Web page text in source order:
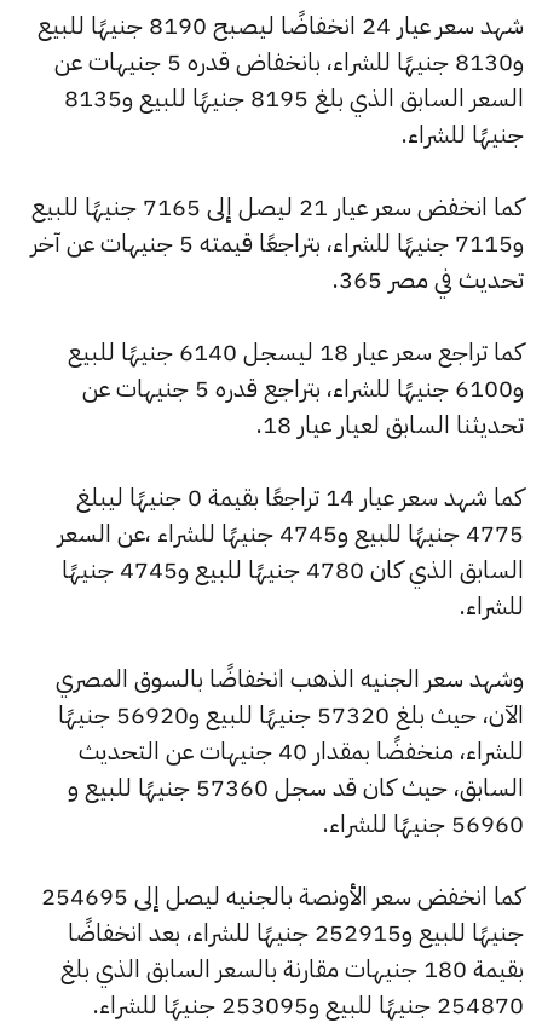
شهد سعر عيار 24 انخفاضًا ليصبح 8190 جنيهًا للبيع
و8130 جنيهًا للشراء، بانخفاض قدره 5 جنيهات عن
السعر السابق الذي بلغ 8195 جنيهًا للبيع و8135
جنيهًا للشراء.
كما انخفض سعر عيار 21 ليصل إلى 7165 جنيهًا للبيع
و7115 جنيهًا للشراء، بتراجعًا قيمته 5 جنيهات عن آخر
تحديث في مصر 365.
كما تراجع سعر عيار 18 ليسجل 6140 جنيهًا للبيع
و6100 جنيهًا للشراء، بتراجع قدره 5 جنيهات عن
تحديثنا السابق لعيار عيار 18.
كما شهد سعر عيار 14 تراجعًا بقيمة 0 جنيهًا ليبلغ
4775 جنيهًا للبيع و4745 جنيهًا للشراء ،عن السعر
السابق الذي كان 4780 جنيهًا للبيع و4745 جنيهًا
للشراء.
وشهد سعر الجنيه الذهب انخفاضًا بالسوق المصري
الآن، حيث بلغ 57320 جنيهًا للبيع و56920 جنيهًا
للشراء، منخفضًا بمقدار 40 جنيهات عن التحديث
السابق، حيث كان قد سجل 57360 جنيهًا للبيع و
56960 جنيهًا للشراء.
كما انخفض سعر الأونصة بالجنيه ليصل إلى 254695
جنيهًا للبيع و252915 جنيهًا للشراء، بعد انخفاضًا
بقيمة 180 جنيهات مقارنة بالسعر السابق الذي بلغ
254870 جنيهًا للبيع و253095 جنيهًا للشراء.